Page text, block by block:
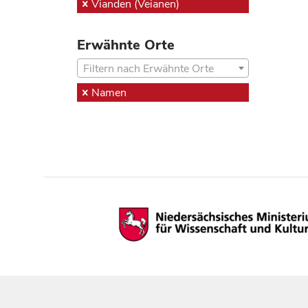
Vianden (Veianen)
Erwähnte Orte
Filtern nach Erwähnte Orte
Namen